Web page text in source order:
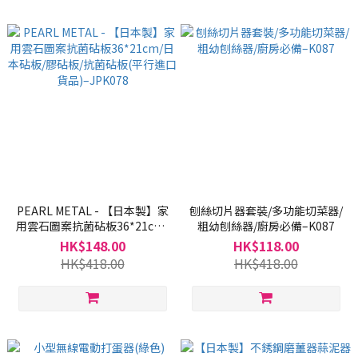
PEARL METAL - 【日本製】家
用雲石圖案抗菌砧板36*21cm/
日本砧板/膠砧板/抗菌砧板(平
行進口貨品)–JPK078
HK$148.00
HK$418.00
刨絲切片器套裝/多功能切菜器/
粗幼刨絲器/廚房必備–K087
HK$118.00
HK$418.00